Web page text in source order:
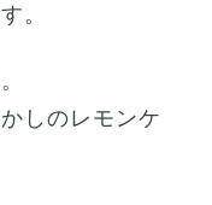
。
しのレモンケ